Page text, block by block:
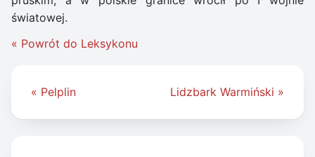
światowej.
« Powrót do Leksykonu
Nawigacja
« Pelplin Lidzbark Warmiński »